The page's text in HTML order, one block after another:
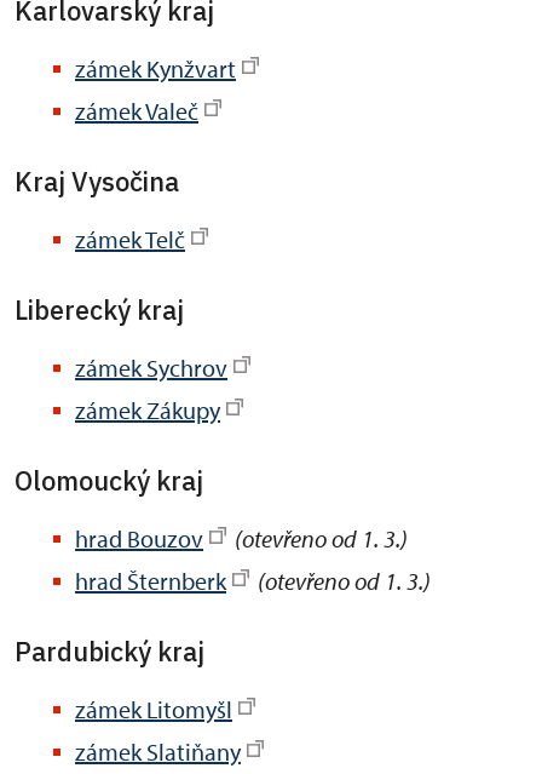
Karlovarský kraj
zámek Kynžvart
zámek Valeč
Kraj Vysočina
zámek Telč
Liberecký kraj
zámek Sychrov
zámek Zákupy
Olomoucký kraj
hrad Bouzov
(otevřeno od 1. 3.)
hrad Šternberk
(otevřeno od 1. 3.)
Pardubický kraj
zámek Litomyšl
zámek Slatiňany